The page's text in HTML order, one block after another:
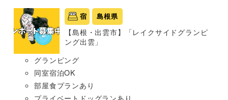
宿 島根県
【島根・出雲市】「レイクサイドグランピ
ング出雲」
グランピング
同室宿泊OK
部屋食プランあり